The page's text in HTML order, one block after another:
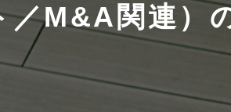
M&A関連）